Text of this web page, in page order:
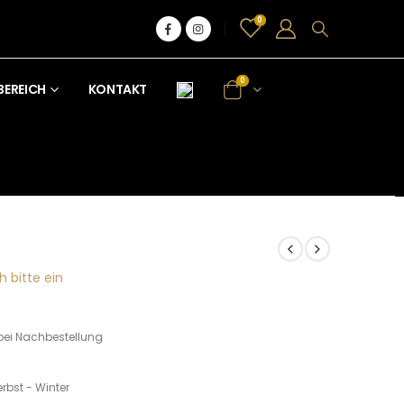
0
KONTAKT
0
bitte ein
Nachbestellung
- Winter